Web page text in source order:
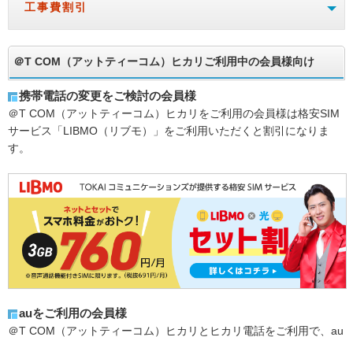
工事費割引
＠T COM（アットティーコム）ヒカリご利用中の会員様向け
携帯電話の変更をご検討の会員様
＠T COM（アットティーコム）ヒカリをご利用の会員様は格安SIM
サービス「LIBMO（リブモ）」をご利用いただくと割引になりま
す。
auをご利用の会員様
＠T COM（アットティーコム）ヒカリとヒカリ電話をご利用で、au